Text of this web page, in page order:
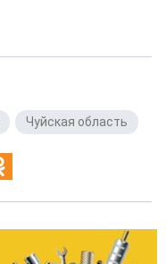
Чуйская область